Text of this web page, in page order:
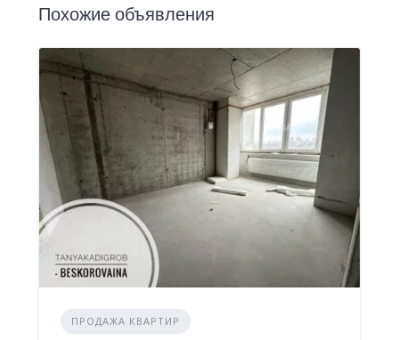
Похожие объявления
ПРОДАЖА КВАРТИР